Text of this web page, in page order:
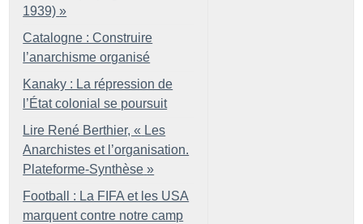
1939) »
Catalogne : Construire
l’anarchisme organisé
Kanaky : La répression de
l’État colonial se poursuit
Lire René Berthier, « Les
Anarchistes et l’organisation.
Plateforme-Synthèse »
Football : La FIFA et les USA
marquent contre notre camp